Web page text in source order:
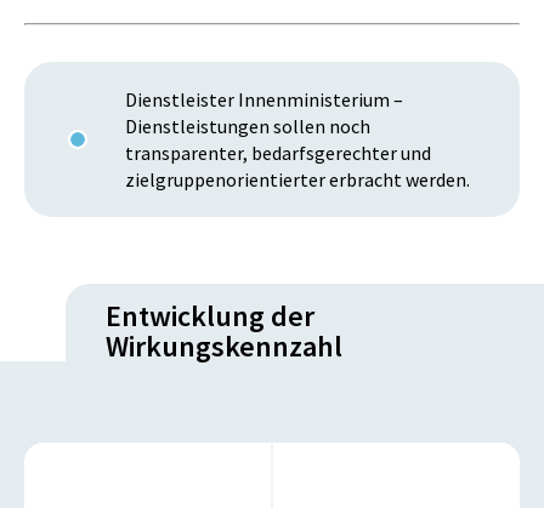
Dienstleister Innenministerium –
Dienstleistungen sollen noch
transparenter, bedarfsgerechter und
zielgruppenorientierter erbracht werden.
Entwicklung der
Wirkungskennzahl